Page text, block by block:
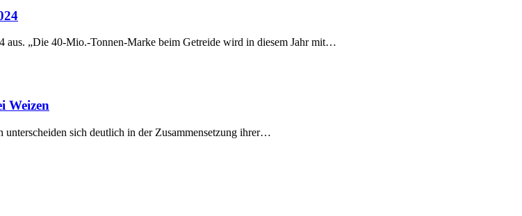
aus. „Die 40-Mio.-Tonnen-Marke beim Getreide wird in diesem Jahr mit…
Weizen
sich deutlich in der Zusammensetzung ihrer…